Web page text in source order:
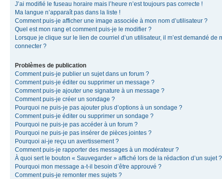
J’ai modifié le fuseau horaire mais l’heure n’est toujours pas correcte !
Ma langue n’apparaît pas dans la liste !
Comment puis-je afficher une image associée à mon nom d’utilisateur ?
Quel est mon rang et comment puis-je le modifier ?
Lorsque je clique sur le lien de courriel d’un utilisateur, il m’est demandé de
connecter ?
Problèmes de publication
Comment puis-je publier un sujet dans un forum ?
Comment puis-je éditer ou supprimer un message ?
Comment puis-je ajouter une signature à un message ?
Comment puis-je créer un sondage ?
Pourquoi ne puis-je pas ajouter plus d’options à un sondage ?
Comment puis-je éditer ou supprimer un sondage ?
Pourquoi ne puis-je pas accéder à un forum ?
Pourquoi ne puis-je pas insérer de pièces jointes ?
Pourquoi ai-je reçu un avertissement ?
Comment puis-je rapporter des messages à un modérateur ?
À quoi sert le bouton « Sauvegarder » affiché lors de la rédaction d’un sujet ?
Pourquoi mon message a-t-il besoin d’être approuvé ?
Comment puis-je remonter mes sujets ?